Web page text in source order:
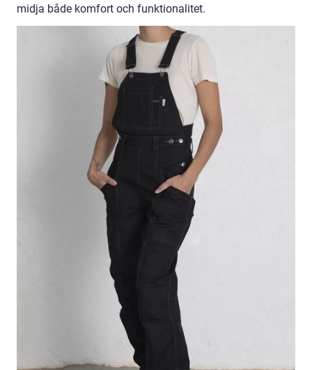
midja både komfort och funktionalitet.